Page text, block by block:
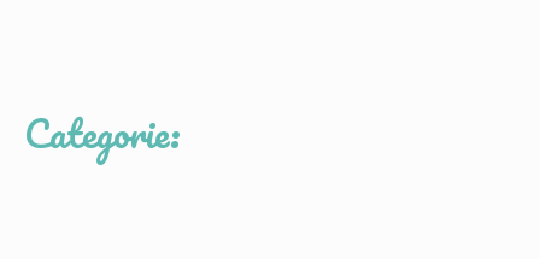
Categorie: